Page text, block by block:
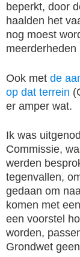
beperkt, door
haalden het
nog moest
Ook met de
op dat terrein
er amper wat.
Ik was
Commissie,
werden
tegenvallen,
gedaan om
komen met
een voorstel
worden,
Grondwet